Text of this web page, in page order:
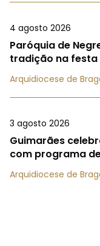
4 agosto 2026
Paróquia de
tradição na festa
Arquidiocese de
3 agosto 2026
Guimarães
com programa
Arquidiocese de